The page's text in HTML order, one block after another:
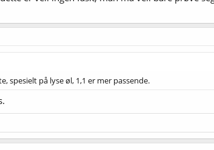
spesielt på lyse øl, 1,1 er mer passende.